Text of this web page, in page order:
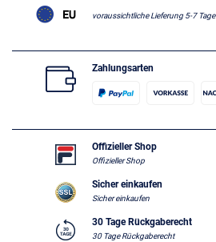
voraussichtliche Lieferung 5-7 Tage
Zahlungsarten
Offizieller Shop
Offizieller Shop
Sicher einkaufen
Sicher einkaufen
30 Tage Rückgaberecht
30 Tage Rückgaberecht